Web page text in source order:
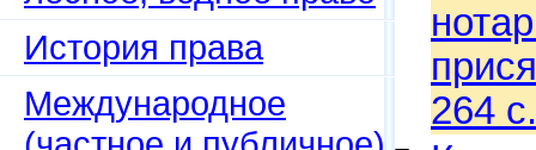
История права
Международное
264